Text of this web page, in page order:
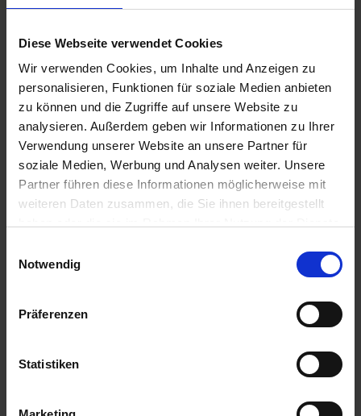
Diese Webseite verwendet Cookies
Wir verwenden Cookies, um Inhalte und Anzeigen zu
personalisieren, Funktionen für soziale Medien anbieten
zu können und die Zugriffe auf unsere Website zu
analysieren. Außerdem geben wir Informationen zu Ihrer
Verwendung unserer Website an unsere Partner für
soziale Medien, Werbung und Analysen weiter. Unsere
Partner führen diese Informationen möglicherweise mit
weiteren Daten zusammen, die Sie ihnen bereitgestellt
Notwendig
Präferenzen
Statistiken
Dieses ist nicht exakt genug. Für eine genaue Bestimmung
des Futterwertes der Silage ist eine Laboranalyse nötig. Je
mehr Parameter analysiert werden, desto genauer kann die
Rationsberechnung erfolgen. Wenn Sie mehrere
Silagestapel angelegt haben, sollten Sie jeden Stapel
separat bewerten. Hier finden Sie im myAGRAR Onlineshop
geeignete Analysesets für Ihre Maissilage: